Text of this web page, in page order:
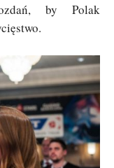
by Polak